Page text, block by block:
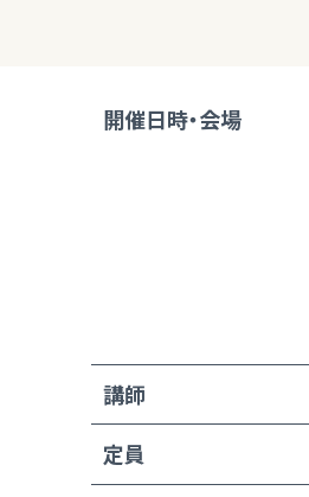
開催日時・会場
講師
定員